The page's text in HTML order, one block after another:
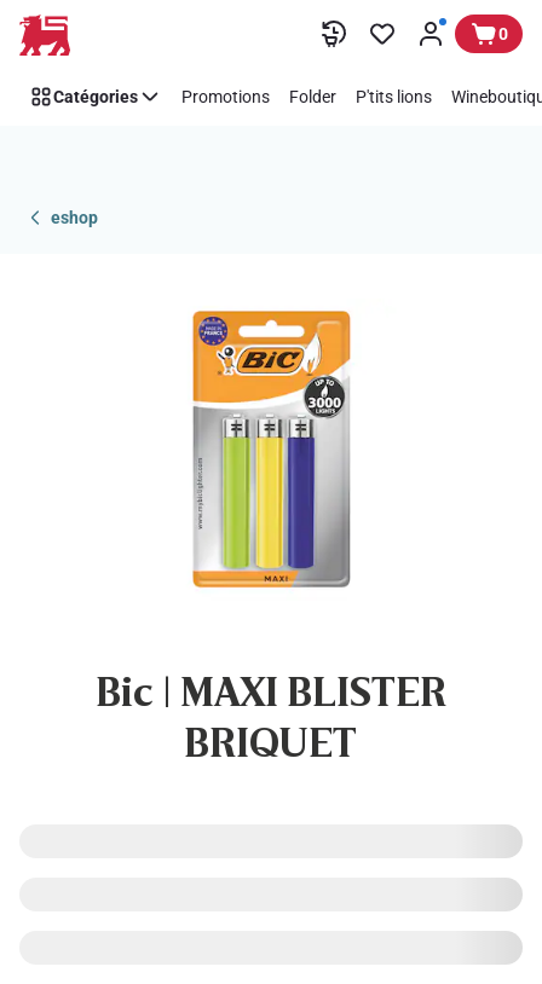
Passer 0
Catégories Promotions Folder P'tits lions
eshop
Bic | MAXI BLISTER
BRIQUET